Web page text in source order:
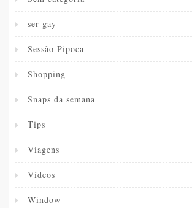
ser gay
Sessão Pipoca
Shopping
Snaps da semana
Tips
Viagens
Vídeos
Window